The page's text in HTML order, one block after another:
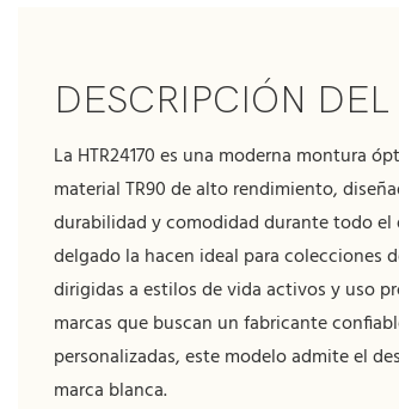
DESCRIPCIÓN
La HTR24170 es una moderna montura
material TR90 de alto rendimiento,
durabilidad y comodidad durante todo el
delgado la hacen ideal para colecciones
dirigidas a estilos de vida activos y uso
marcas que buscan un fabricante
personalizadas, este modelo admite el
marca blanca.